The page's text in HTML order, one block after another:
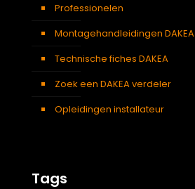
Professionelen
Montagehandleidingen DAKEA
Technische fiches DAKEA
Zoek een DAKEA verdeler
Opleidingen installateur
Tags